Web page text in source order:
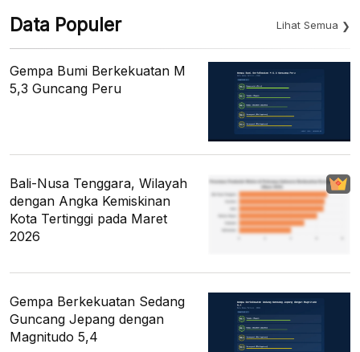
Data Populer Lihat Semua
Gempa Bumi Berkekuatan M
5,3 Guncang Peru
Bali-Nusa Tenggara, Wilayah
dengan Angka Kemiskinan
Kota Tertinggi pada Maret
2026
Gempa Berkekuatan Sedang
Guncang Jepang dengan
Magnitudo 5,4